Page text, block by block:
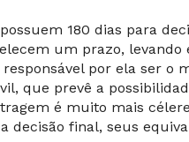
180 dias para
um prazo, levando
por ela ser o
que prevê a
é muito mais
decisão final, seus